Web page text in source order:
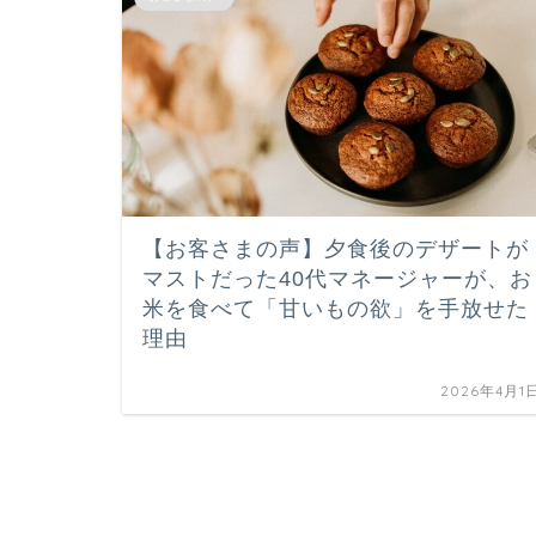
【お客さまの声】夕食後のデザートが
マストだった40代マネージャーが、お
米を食べて「甘いもの欲」を手放せた
理由
2026年4月1